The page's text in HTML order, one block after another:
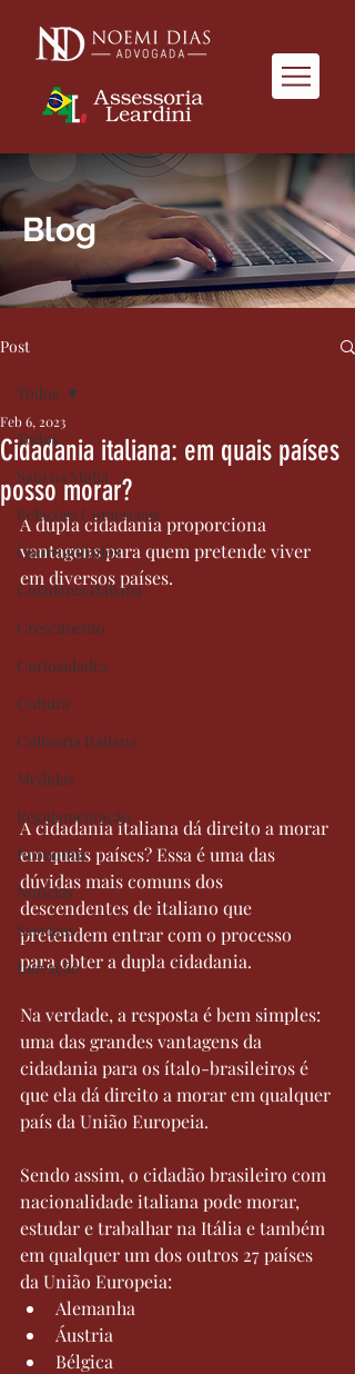
Blog
Post
Todos
Saiu na Mídia
Relações Comerciais
Oportunidades
Cidadania Italiana
Crescimento
Curiosidades
Cultura
Culinária Italiana
Medidas
Regulamentação
Economia
Notícias
Serviços
Inovação
Todos
Cidadania italiana: em quais países
posso morar?
Feb 6, 2023
A dupla cidadania proporciona
vantagens para quem pretende viver
em diversos países.
A cidadania italiana dá direito a morar
em quais países? Essa é uma das
dúvidas mais comuns dos
descendentes de italiano que
pretendem entrar com o processo
para obter a dupla cidadania.
Na verdade, a resposta é bem simples:
uma das grandes vantagens da
cidadania para os ítalo-brasileiros é
que ela dá direito a morar em qualquer
país da União Europeia.
Sendo assim, o cidadão brasileiro com
nacionalidade italiana pode morar,
estudar e trabalhar na Itália e também
em qualquer um dos outros 27 países
da União Europeia:
Alemanha
Áustria
Bélgica